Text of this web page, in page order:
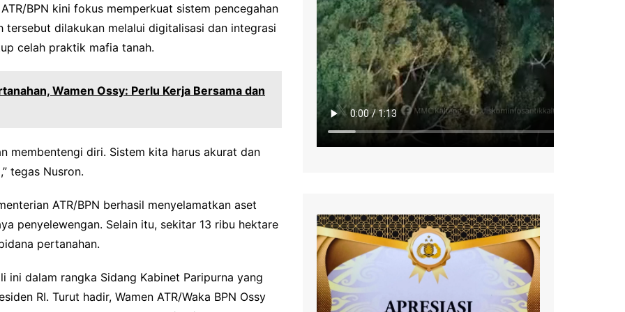
BPN kini fokus memperkuat sistem pencegahan
tersebut dilakukan melalui digitalisasi dan integrasi
celah praktik mafia tanah.
Wamen Ossy: Perlu Kerja Bersama dan
membentengi diri. Sistem kita harus akurat dan
tegas Nusron.
ATR/BPN berhasil menyelamatkan aset
penyelewengan. Selain itu, sekitar 13 ribu hektare
pertanahan.
ini dalam rangka Sidang Kabinet Paripurna yang
RI. Turut hadir, Wamen ATR/Waka BPN Ossy